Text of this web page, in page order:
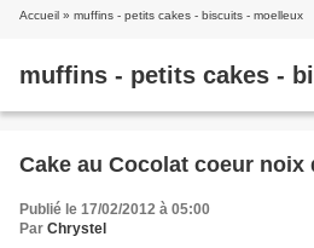
Accueil » muffins - petits cakes - biscuits - moelleux
muffins - petits cakes -
Cake au Cocolat coeur noix
Publié le 17/02/2012 à 05:00
Par Chrystel